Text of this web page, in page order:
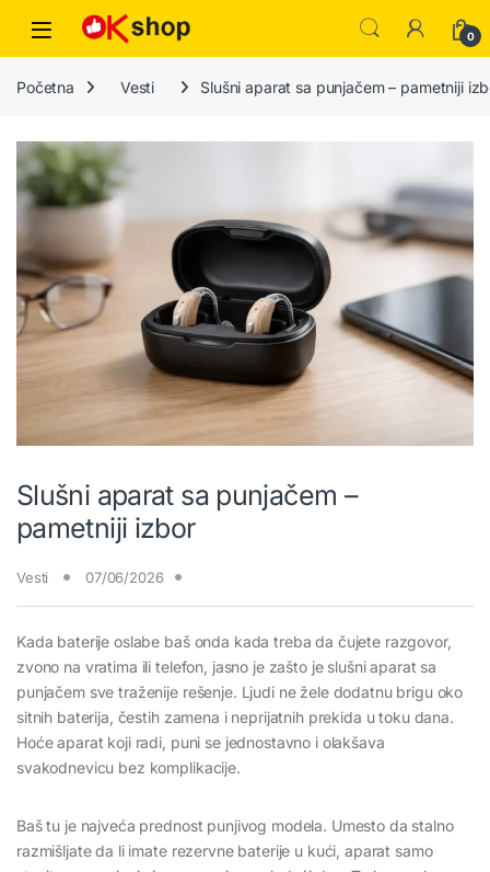
0
Početna Vesti Slušni aparat sa punjačem – pametniji
Slušni aparat sa punjačem –
pametniji izbor
Vesti 07/06/2026
Kada baterije oslabe baš onda kada treba da čujete razgovor,
zvono na vratima ili telefon, jasno je zašto je slušni aparat sa
punjačem sve traženije rešenje. Ljudi ne žele dodatnu brigu oko
sitnih baterija, čestih zamena i neprijatnih prekida u toku dana.
Hoće aparat koji radi, puni se jednostavno i olakšava
svakodnevicu bez komplikacije.
Baš tu je najveća prednost punjivog modela. Umesto da stalno
razmišljate da li imate rezervne baterije u kući, aparat samo